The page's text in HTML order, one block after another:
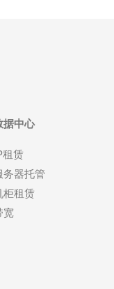
据中心
租赁
务器托管
柜租赁
宽